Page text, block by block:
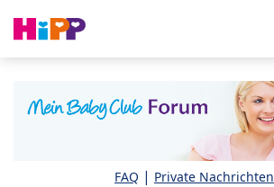
FAQ | Private Nachrichten